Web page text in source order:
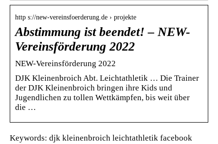
http s://new-vereinsfoerderung.de › projekte
Abstimmung ist beendet! – NEW-
Vereinsförderung 2022
NEW-Vereinsförderung 2022
DJK Kleinenbroich Abt. Leichtathletik … Die Trainer
der DJK Kleinenbroich bringen ihre Kids und
Jugendlichen zu tollen Wettkämpfen, bis weit über
die …
Keywords: djk kleinenbroich leichtathletik facebook